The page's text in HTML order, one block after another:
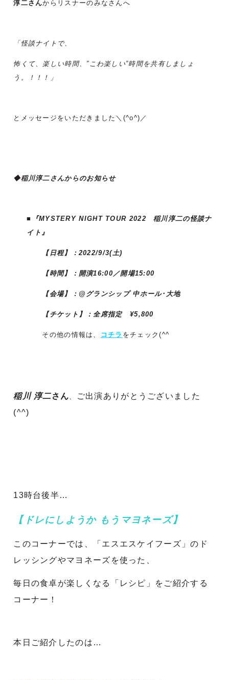
淳二さんからリスナーのみなさんへ
「怪談ナイトで、
怖くて、楽しい時間、”こわ楽しい”時間を共有しましょ
う。！！！」
とメッセージをいただきました＼(^o^)／
◆稲川淳二さんからのお知らせ
■『MYSTERY NIGHT TOUR 2022 稲川淳二の怪談ナ
イト』
【日程】：2022/9/3(土)
【時間】：開演16:00／開場15:00
【会場】：@グランシップ 中ホール･大地
【チケット】：全席指定 ¥5,800
その他の情報は、 コチラ をチェック(^^ゞ
稲川 淳二さん、
ご出演ありがとうございました
(^^)
13時台後半…
【ドレにしようか もうマヨネーズ】
このコーナーでは、「エスエスケイフーズ」のド
レッシングやマヨネーズを使った、
毎日の食卓が楽しくなる「レシピ」をご紹介する
コーナー！
本日ご紹介したのは…